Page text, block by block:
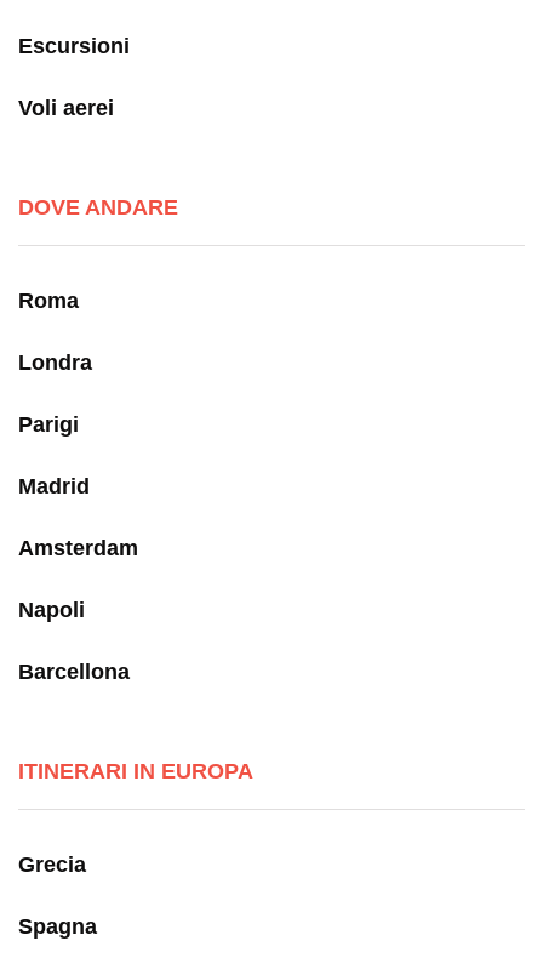
Escursioni
Voli aerei
DOVE ANDARE
Roma
Londra
Parigi
Madrid
Amsterdam
Napoli
Barcellona
ITINERARI IN EUROPA
Grecia
Spagna